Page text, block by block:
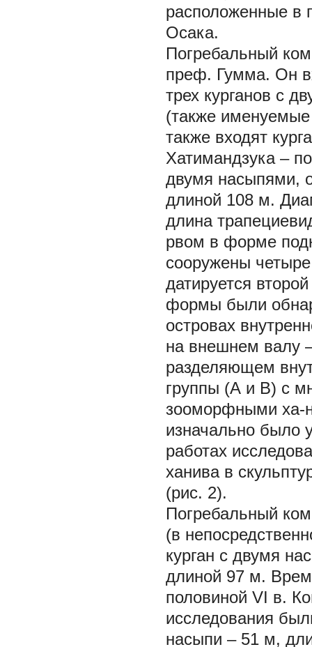
расположенные в
Осака.
Погребальный
преф. Гумма. Он
трех курганов с
(также
также входят
Хатимандзука –
двумя насыпями,
длиной 108 м.
длина
рвом в форме
сооружены
датируется
формы были
островах
на внешнем валу
разделяющем
группы (А и В) с
зооморфными ха-
изначально было
работах
ханива в
(рис. 2).
Погребальный
(в
курган с двумя
длиной 97 м.
половиной VI в.
исследования
насыпи – 51 м,